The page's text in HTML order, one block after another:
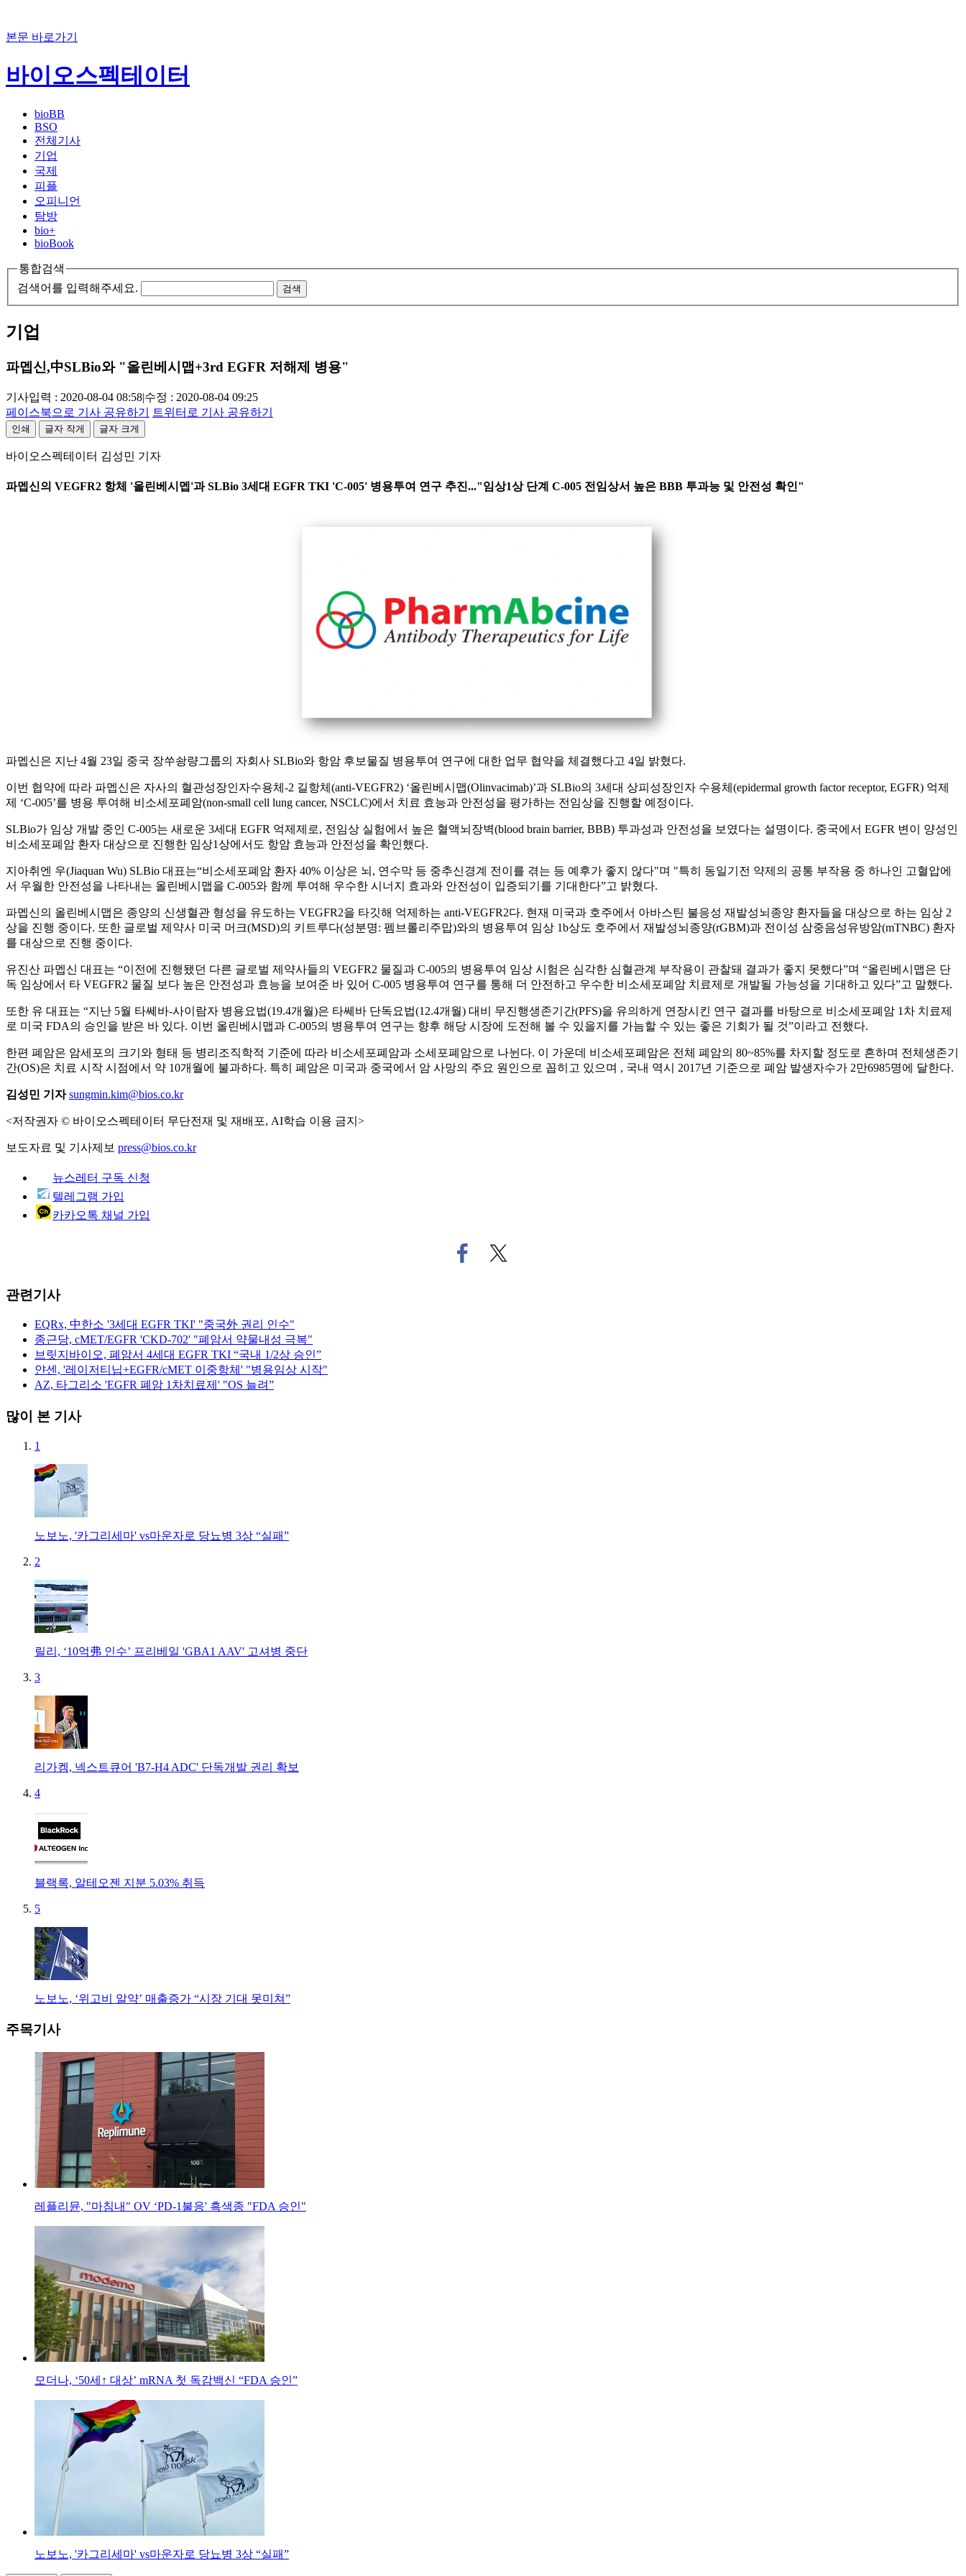
본문 바로가기
바이오스펙테이터
bioBB
BSO
전체기사
기업
국제
피플
오피니언
탐방
bio+
bioBook
통합검색
검색어를 입력해주세요.
검색
기업
파멥신,中SLBio와 "올린베시맵+3rd EGFR 저해제 병용"
기사입력 : 2020-08-04 08:58|수정 : 2020-08-04 09:25
페이스북으로 기사 공유하기
트위터로 기사 공유하기
인쇄 글자 작게 글자 크게
바이오스펙테이터 김성민 기자
파멥신의 VEGFR2 항체 '올린베시멥'과 SLBio 3세대 EGFR TKI 'C-005' 병용투여 연구 추진..."임상1상 단계 C-005 전임상서 높은 BBB 투과능 및 안전성 확인"
파멥신은 지난 4월 23일 중국 장쑤솽량그룹의 자회사 SLBio와 항암 후보물질 병용투여 연구에 대한 업무 협약을 체결했다고 4일 밝혔다.
이번 협약에 따라 파멥신은 자사의 혈관성장인자수용체-2 길항체(anti-VEGFR2) ‘올린베시맵(Olinvacimab)’과 SLBio의 3세대 상피성장인자 수용체(epidermal growth factor receptor, EGFR) 억제
제 ‘C-005’를 병용 투여해 비소세포폐암(non-small cell lung cancer, NSCLC)에서 치료 효능과 안전성을 평가하는 전임상을 진행할 예정이다.
SLBio가 임상 개발 중인 C-005는 새로운 3세대 EGFR 억제제로, 전임상 실험에서 높은 혈액뇌장벽(blood brain barrier, BBB) 투과성과 안전성을 보였다는 설명이다. 중국에서 EGFR 변이 양성인
비소세포폐암 환자 대상으로 진행한 임상1상에서도 항암 효능과 안전성을 확인했다.
지아취엔 우(Jiaquan Wu) SLBio 대표는“비소세포폐암 환자 40% 이상은 뇌, 연수막 등 중추신경계 전이를 겪는 등 예후가 좋지 않다"며 "특히 동일기전 약제의 공통 부작용 중 하나인 고혈압에
서 우월한 안전성을 나타내는 올린베시맵을 C-005와 함께 투여해 우수한 시너지 효과와 안전성이 입증되기를 기대한다”고 밝혔다.
파멥신의 올린베시맵은 종양의 신생혈관 형성을 유도하는 VEGFR2을 타깃해 억제하는 anti-VEGFR2다. 현재 미국과 호주에서 아바스틴 불응성 재발성뇌종양 환자들을 대상으로 하는 임상 2
상을 진행 중이다. 또한 글로벌 제약사 미국 머크(MSD)의 키트루다(성분명: 펨브롤리주맙)와의 병용투여 임상 1b상도 호주에서 재발성뇌종양(rGBM)과 전이성 삼중음성유방암(mTNBC) 환자
를 대상으로 진행 중이다.
유진산 파멥신 대표는 “이전에 진행됐던 다른 글로벌 제약사들의 VEGFR2 물질과 C-005의 병용투여 임상 시험은 심각한 심혈관계 부작용이 관찰돼 결과가 좋지 못했다”며 “올린베시맵은 단
독 임상에서 타 VEGFR2 물질 보다 높은 안전성과 효능을 보여준 바 있어 C-005 병용투여 연구를 통해 더 안전하고 우수한 비소세포폐암 치료제로 개발될 가능성을 기대하고 있다”고 말했다.
또한 유 대표는 “지난 5월 타쎄바-사이람자 병용요법(19.4개월)은 타쎄바 단독요법(12.4개월) 대비 무진행생존기간(PFS)을 유의하게 연장시킨 연구 결과를 바탕으로 비소세포폐암 1차 치료제
로 미국 FDA의 승인을 받은 바 있다. 이번 올린베시맵과 C-005의 병용투여 연구는 향후 해당 시장에 도전해 볼 수 있을지를 가늠할 수 있는 좋은 기회가 될 것”이라고 전했다.
한편 폐암은 암세포의 크기와 형태 등 병리조직학적 기준에 따라 비소세포폐암과 소세포폐암으로 나뉜다. 이 가운데 비소세포폐암은 전체 폐암의 80~85%를 차지할 정도로 흔하며 전체생존기
간(OS)은 치료 시작 시점에서 약 10개월에 불과하다. 특히 폐암은 미국과 중국에서 암 사망의 주요 원인으로 꼽히고 있으며 , 국내 역시 2017년 기준으로 폐암 발생자수가 2만6985명에 달한다.
김성민 기자 sungmin.kim@bios.co.kr
<저작권자 © 바이오스펙테이터 무단전재 및 재배포, AI학습 이용 금지>
보도자료 및 기사제보 press@bios.co.kr
뉴스레터 구독 신청
텔레그램 가입
카카오톡 채널 가입
페
이
트
위
관련기사
EQRx, 中한소 '3세대 EGFR TKI' "중국外 권리 인수"
종근당, cMET/EGFR 'CKD-702' "폐암서 약물내성 극복"
브릿지바이오, 폐암서 4세대 EGFR TKI “국내 1/2상 승인”
얀센, '레이저티닙+EGFR/cMET 이중항체' "병용임상 시작"
AZ, 타그리소 'EGFR 폐암 1차치료제' "OS 늘려”
많이 본 기사
1
노보노, '카그리세마' vs마운자로 당뇨병 3상 “실패”
2
릴리, ‘10억弗 인수’ 프리베일 'GBA1 AAV' 고셔병 중단
3
리가켐, 넥스트큐어 'B7-H4 ADC' 단독개발 권리 확보
4
블랙록, 알테오젠 지분 5.03% 취득
5
노보노, ‘위고비 알약’ 매출증가 “시장 기대 못미쳐”
주목기사
레플리뮨, "마침내" OV ‘PD-1불응' 흑색종 "FDA 승인"
모더나, ‘50세↑ 대상’ mRNA 첫 독감백신 “FDA 승인”
노보노, '카그리세마' vs마운자로 당뇨병 3상 “실패”